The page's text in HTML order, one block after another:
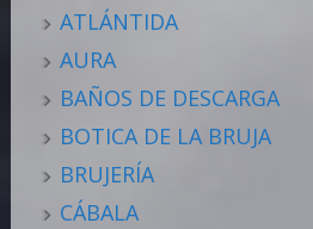
ATLÁNTIDA
AURA
BAÑOS DE DESCARGA
BOTICA DE LA BRUJA
BRUJERÍA
CÁBALA